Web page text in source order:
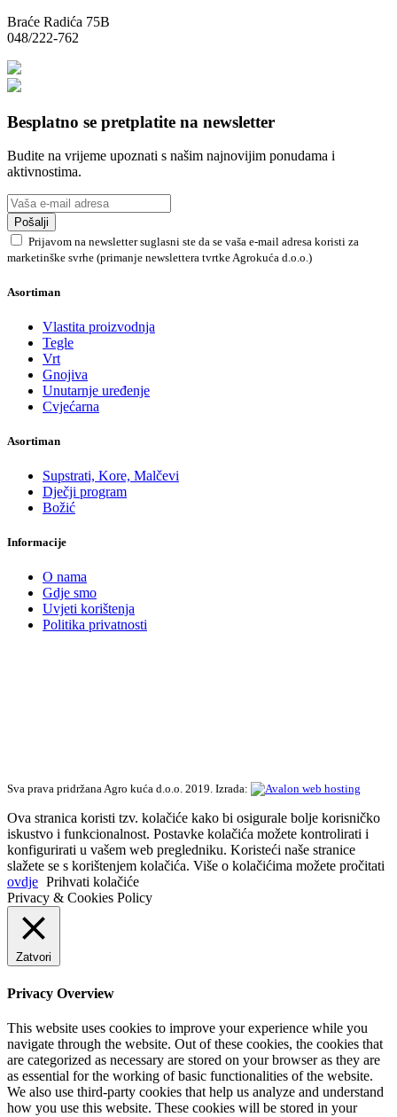
Braće Radića 75B
048/222-762
Besplatno se pretplatite na newsletter
Budite na vrijeme upoznati s našim najnovijim ponudama i
aktivnostima.
Pošalji
Prijavom na newsletter suglasni ste da se vaša e-mail adresa koristi za
marketinške svrhe (primanje newslettera tvrtke Agrokuća d.o.o.)
Asortiman
Vlastita proizvodnja
Tegle
Vrt
Gnojiva
Unutarnje uređenje
Cvjećarna
Asortiman
Supstrati, Kore, Malčevi
Dječji program
Božić
Informacije
O nama
Gdje smo
Uvjeti korištenja
Politika privatnosti
Sva prava pridržana Agro kuća d.o.o. 2019. Izrada:
Ova stranica koristi tzv. kolačiće kako bi osigurale bolje korisničko
iskustvo i funkcionalnost. Postavke kolačića možete kontrolirati i
konfigurirati u vašem web pregledniku. Koristeći naše stranice
slažete se s korištenjem kolačića. Više o kolačićima možete pročitati
ovdje Prihvati kolačiće
Privacy & Cookies Policy
Zatvori
Privacy Overview
This website uses cookies to improve your experience while you
navigate through the website. Out of these cookies, the cookies that
are categorized as necessary are stored on your browser as they are
as essential for the working of basic functionalities of the website.
We also use third-party cookies that help us analyze and understand
how you use this website. These cookies will be stored in your